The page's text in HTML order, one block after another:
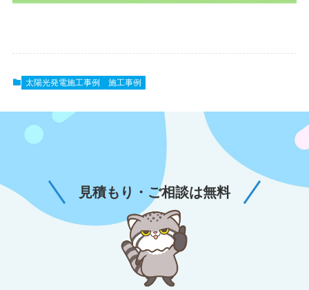
太陽光発電施工事例 施工事例
見積もり・ご相談は無料